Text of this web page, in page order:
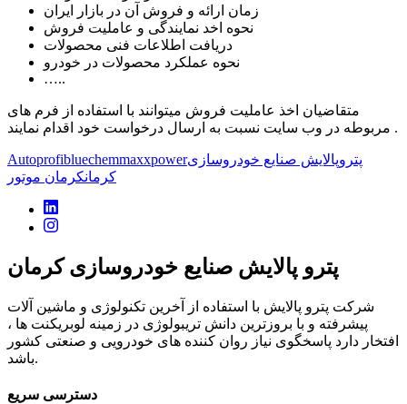
زمان ارائه و فروش آن در بازار ایران
نحوه اخد نمایندگی و عاملیت فروش
دریافت اطلاعات فنی محصولات
نحوه عملکرد محصولات در خودرو
…..
متقاضیان اخذ عاملیت فروش میتوانند با استفاده از فرم های
مربوطه در وب سایت نسبت به ارسال درخواست خود اقدام نمایند .
Autoprofibluechemmaxxpowerپتروپالایش صنایع خودروسازی
کرمانکرمان موتور
پترو پالایش صنایع خودروسازی کرمان
شرکت پترو پالایش با استفاده از آخرین تکنولوژی و ماشین آلات
پیشرفته و با بروزترین دانش تریبولوژی در زمینه لوبریکنت ها ،
افتخار دارد پاسخگوی نیاز روان کننده های خودرویی و صنعتی کشور
باشد.
دسترسی سریع